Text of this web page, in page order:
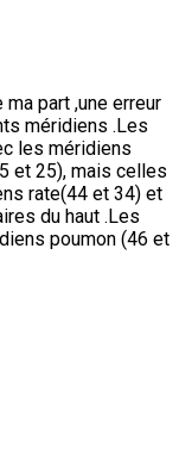
part ,une erreur
méridiens .Les
les méridiens
et 25), mais celles
rate(44 et 34) et
du haut .Les
poumon (46 et